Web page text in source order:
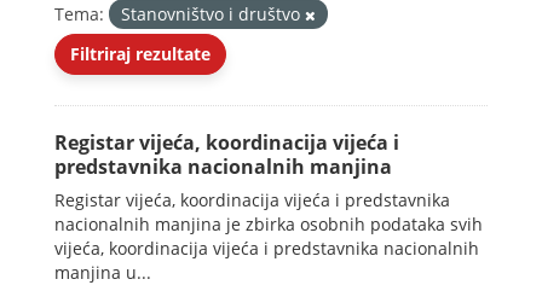
Tema:
Stanovništvo i društvo
Filtriraj rezultate
Registar vijeća, koordinacija vijeća i
predstavnika nacionalnih manjina
Registar vijeća, koordinacija vijeća i predstavnika
nacionalnih manjina je zbirka osobnih podataka svih
vijeća, koordinacija vijeća i predstavnika nacionalnih
manjina u...